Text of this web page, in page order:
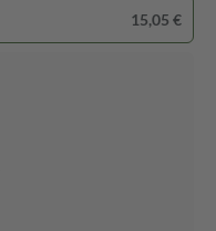
15,05 €